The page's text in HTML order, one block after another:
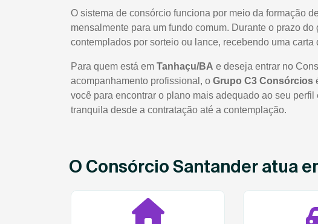
O sistema de consórcio funciona por meio da formação
mensalmente para um fundo comum. Durante o prazo
contemplados por sorteio ou lance, recebendo uma
Para quem está em Tanhaçu/BA e deseja entrar no
acompanhamento profissional, o Grupo C3 Consórcios
você para encontrar o plano mais adequado ao seu
tranquila desde a contratação até a contemplação.
O Consórcio Santander atua